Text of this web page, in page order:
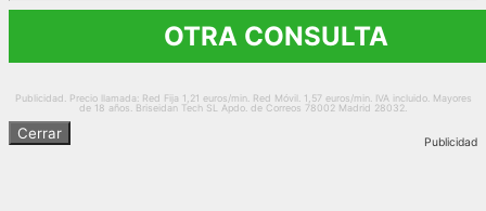
OTRA CONSULTA
Publicidad. Precio llamada: Red Fija 1,21 euros/min. Red Móvil. 1,57 euros/min. IVA incluido. Mayores
de 18 años. Briseidan Tech SL Apdo. de Correos 78002 Madrid 28032.
Publicidad
Cerrar